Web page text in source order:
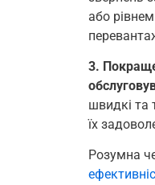
або рівнем
3.
швидкі та
їх
Розумна